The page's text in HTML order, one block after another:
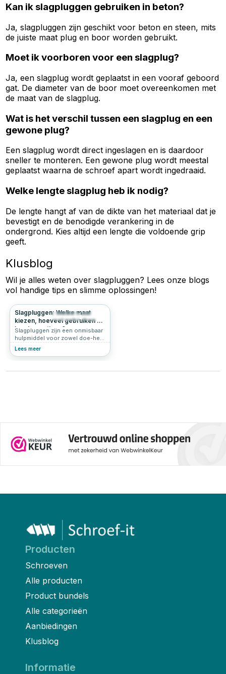
Kan ik slagpluggen gebruiken in beton?
Ja, slagpluggen zijn geschikt voor beton en steen, mits
de juiste maat plug en boor worden gebruikt.
Moet ik voorboren voor een slagplug?
Ja, een slagplug wordt geplaatst in een vooraf geboord
gat. De diameter van de boor moet overeenkomen met
de maat van de slagplug.
Wat is het verschil tussen een slagplug en een
gewone plug?
Een slagplug wordt direct ingeslagen en is daardoor
sneller te monteren. Een gewone plug wordt meestal
geplaatst waarna de schroef apart wordt ingedraaid.
Welke lengte slagplug heb ik nodig?
De lengte hangt af van de dikte van het materiaal dat je
bevestigt en de benodigde verankering in de
ondergrond. Kies altijd een lengte die voldoende grip
geeft.
Klusblog
Wil je alles weten overslagpluggen? Lees onze blogs
vol handige tips en slimme oplossingen!
2682 1.0
Slagpluggen: Welke maat
kiezen, hoeveel gebruiken en
hoe bevestigen?
Slagpluggen zijn een onmisbaar
hulpmiddel voor zowel doe-het-
zelvers als professionals. In dit
artikel bespreken we hoe je
Lees meer
Producten
Schroeven
Alle producten
Product bundels
Alle categorieën
Aanbiedingen
Klusblog
Informatie